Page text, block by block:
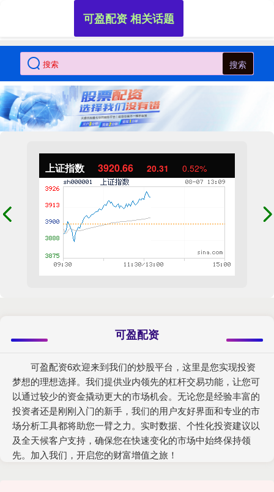
搜索
上证指数 3920.66 20.31 0.52%
可盈配资
可盈配资6欢迎来到我们的炒股平台，这里是您实现投资
梦想的理想选择。我们提供业内领先的杠杆交易功能，让您可
以通过较少的资金撬动更大的市场机会。无论您是经验丰富的
投资者还是刚刚入门的新手，我们的用户友好界面和专业的市
场分析工具都将助您一臂之力。实时数据、个性化投资建议以
及全天候客户支持，确保您在快速变化的市场中始终保持领
先。加入我们，开启您的财富增值之旅！
可盈配资 相关话题